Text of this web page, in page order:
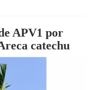
APV1 por
catechu